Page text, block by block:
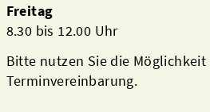
Freitag
8.30 bis 12.00 Uhr
Bitte nutzen Sie die Möglichkeit
Terminvereinbarung.